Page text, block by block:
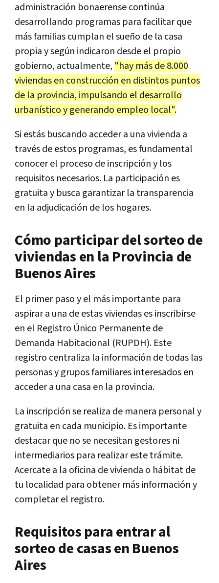
administración bonaerense continúa
desarrollando programas para facilitar que
más familias cumplan el sueño de la casa
propia y según indicaron desde el propio
gobierno, actualmente, "hay más de 8.000
viviendas en construcción en distintos puntos
de la provincia, impulsando el desarrollo
urbanístico y generando empleo local".
Si estás buscando acceder a una vivienda a
través de estos programas, es fundamental
conocer el proceso de inscripción y los
requisitos necesarios. La participación es
gratuita y busca garantizar la transparencia
en la adjudicación de los hogares.
Cómo participar del sorteo de
viviendas en la Provincia de
Buenos Aires
El primer paso y el más importante para
aspirar a una de estas viviendas es inscribirse
en el Registro Único Permanente de
Demanda Habitacional (RUPDH). Este
registro centraliza la información de todas las
personas y grupos familiares interesados en
acceder a una casa en la provincia.
La inscripción se realiza de manera personal y
gratuita en cada municipio. Es importante
destacar que no se necesitan gestores ni
intermediarios para realizar este trámite.
Acercate a la oficina de vivienda o hábitat de
tu localidad para obtener más información y
completar el registro.
Requisitos para entrar al
sorteo de casas en Buenos
Aires